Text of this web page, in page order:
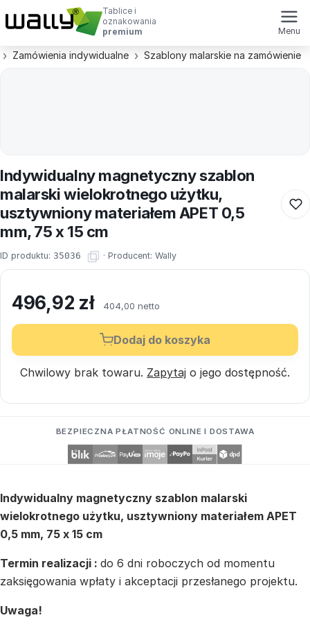
Tablice i
oznakowania
premium
Menu
Zamówienia indywidualne Szablony malarskie na zamówienie
Indywidualny magnetyczny szablon
malarski wielokrotnego użytku,
usztywniony materiałem APET 0,5
mm, 75 x 15 cm
ID produktu: 35036 · Producent: Wally
496,92 zł 404,00 netto
Dodaj do koszyka
Chwilowy brak towaru. Zapytaj o jego dostępność.
BEZPIECZNA PŁATNOŚĆ ONLINE I DOSTAWA
Indywidualny magnetyczny szablon malarski
wielokrotnego użytku, usztywniony materiałem APET
0,5 mm, 75 x 15 cm
Termin realizacji : do 6 dni roboczych od momentu
zaksięgowania wpłaty i akceptacji przesłanego projektu.
Uwaga!